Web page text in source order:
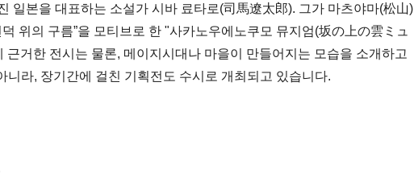
일본을 대표하는 소설가 시바 료타로(司馬遼太郎). 그가 마츠야마(松山)
위의 구름”을 모티브로 한 "사카노우에노쿠모 뮤지엄(坂の上の雲ミュ
근거한 전시는 물론, 메이지시대나 마을이 만들어지는 모습을 소개하고
니라, 장기간에 걸친 기획전도 수시로 개최되고 있습니다.